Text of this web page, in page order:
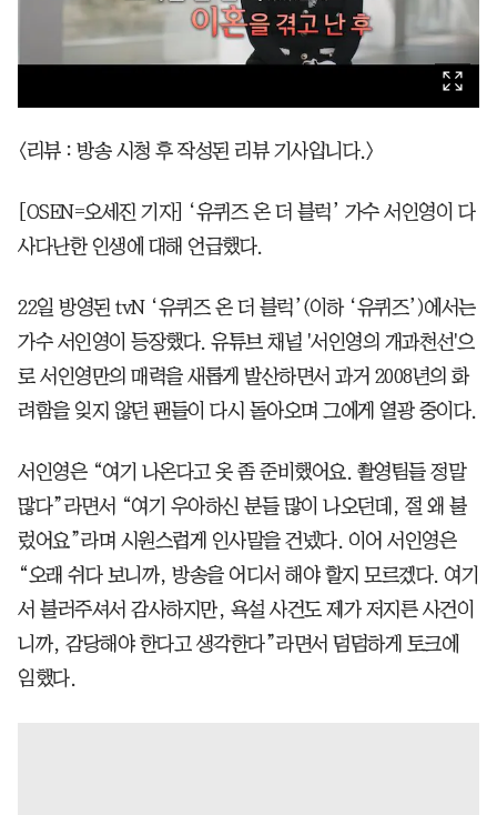
<리뷰 : 방송 시청 후 작성된 리뷰 기사입니다.>
[OSEN=오세진 기자] ‘유퀴즈 온 더 블럭’ 가수 서인영이 다
사다난한 인생에 대해 언급했다.
22일 방영된 tvN ‘유퀴즈 온 더 블럭’(이하 ‘유퀴즈’)에서는
가수 서인영이 등장했다. 유튜브 채널 '서인영의 개과천선'으
로 서인영만의 매력을 새롭게 발산하면서 과거 2008년의 화
려함을 잊지 않던 팬들이 다시 돌아오며 그에게 열광 중이다.
서인영은 “여기 나온다고 옷 좀 준비했어요. 촬영팀들 정말
많다”라면서 “여기 우아하신 분들 많이 나오던데, 절 왜 불
렀어요”라며 시원스럽게 인사말을 건넸다. 이어 서인영은
“오래 쉬다 보니까, 방송을 어디서 해야 할지 모르겠다. 여기
서 불러주셔서 감사하지만, 욕설 사건도 제가 저지른 사건이
니까, 감당해야 한다고 생각한다”라면서 덤덤하게 토크에
임했다.